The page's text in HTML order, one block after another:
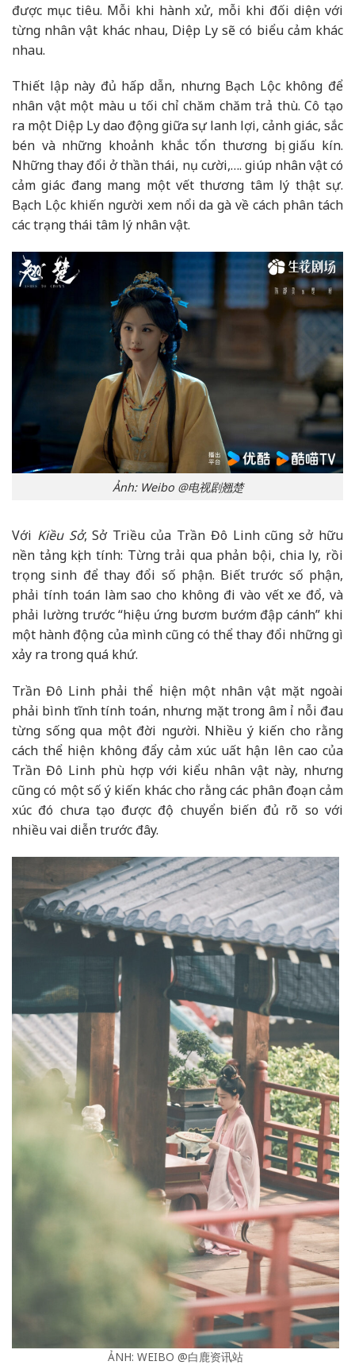
được mục tiêu. Mỗi khi hành xử, mỗi khi đối diện với
từng nhân vật khác nhau, Diệp Ly sẽ có biểu cảm khác
nhau.
Thiết lập này đủ hấp dẫn, nhưng Bạch Lộc không để
nhân vật một màu u tối chỉ chăm chăm trả thù. Cô tạo
ra một Diệp Ly dao động giữa sự lanh lợi, cảnh giác, sắc
bén và những khoảnh khắc tổn thương bị giấu kín.
Những thay đổi ở thần thái, nụ cười,…. giúp nhân vật có
cảm giác đang mang một vết thương tâm lý thật sự.
Bạch Lộc khiến người xem nổi da gà về cách phân tách
các trạng thái tâm lý nhân vật.
Ảnh: Weibo @电视剧翘楚
Với Kiều Sở, Sở Triều của Trần Đô Linh cũng sở hữu
nền tảng kịch tính: Từng trải qua phản bội, chia ly, rồi
trọng sinh để thay đổi số phận. Biết trước số phận,
phải tính toán làm sao cho không đi vào vết xe đổ, và
phải lường trước “hiệu ứng bươm bướm đập cánh” khi
một hành động của mình cũng có thể thay đổi những gì
xảy ra trong quá khứ.
Trần Đô Linh phải thể hiện một nhân vật mặt ngoài
phải bình tĩnh tính toán, nhưng mặt trong âm ỉ nỗi đau
từng sống qua một đời người. Nhiều ý kiến cho rằng
cách thể hiện không đẩy cảm xúc uất hận lên cao của
Trần Đô Linh phù hợp với kiểu nhân vật này, nhưng
cũng có một số ý kiến khác cho rằng các phân đoạn cảm
xúc đó chưa tạo được độ chuyển biến đủ rõ so với
nhiều vai diễn trước đây.
ẢNH: WEIBO @白鹿资讯站